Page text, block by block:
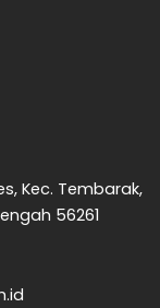
Kec. Tembarak,
56261